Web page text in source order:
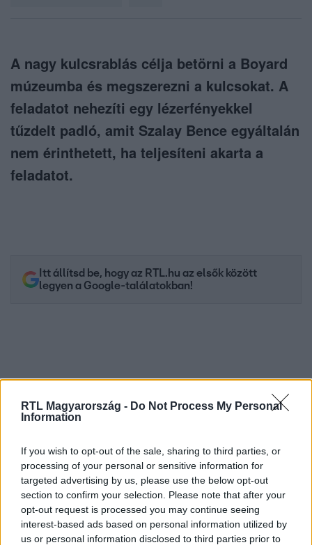
RTL Magyarország - Do Not Process My Personal
Information
If you wish to opt-out of the sale, sharing to third parties, or
processing of your personal or sensitive information for
targeted advertising by us, please use the below opt-out
section to confirm your selection. Please note that after your
opt-out request is processed you may continue seeing
interest-based ads based on personal information utilized by
us or personal information disclosed to third parties prior to
A nagy kulcsrablás célja betörni a Boyard
múzeumba és megszerezni a kulcsokat. A
feladatot nehezíti egy lézerfényekkel
tűzdelt padló, amit Szalay Bence egyáltalán
nem érinthetett, ha teljesíteni akarta a
feladatot.
Itt állítsd be, hogy az RTL.hu az elsők között
legyen a Google-találatokban!
Kövess minket, és értesülj a friss hírekről a
Facebookon is!
Követem